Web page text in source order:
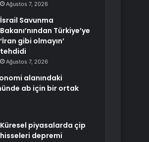
Ağustos 7, 2026
İsrail Savunma
Bakanı’nından Türkiye’ye
‘İran gibi olmayın’
tehdidi
Ağustos 7, 2026
alanındaki
ab için bir ortak
Küresel piyasalarda çip
hisseleri depremi